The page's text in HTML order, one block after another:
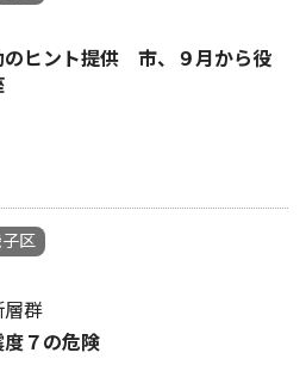
のヒント提供 市、９月から役
区
層群
７の危険